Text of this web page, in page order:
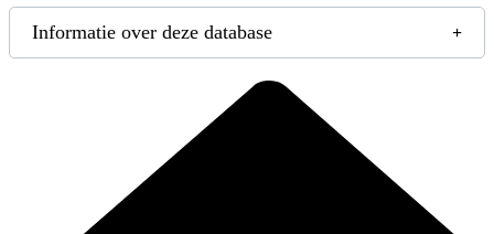
Informatie over deze database